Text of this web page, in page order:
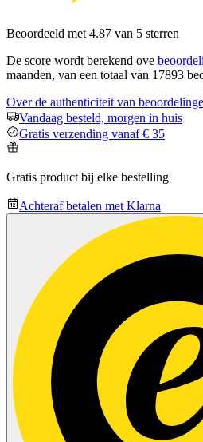
Beoordeeld met 4.87 van 5 sterren
De score wordt berekend ove
maanden, van een totaal van 17893
Over de authenticiteit van
Vandaag besteld, morgen in huis
Gratis verzending vanaf € 35
Gratis product bij elke bestelling
Achteraf betalen met Klarna